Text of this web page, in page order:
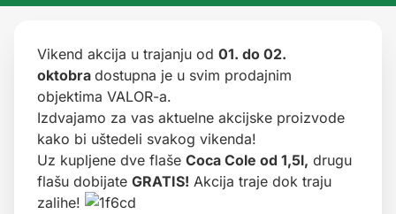
Vikend akcija u trajanju od 01. do 02.
oktobra dostupna je u svim prodajnim
objektima VALOR-a.
Izdvajamo za vas aktuelne akcijske proizvode
kako bi uštedeli svakog vikenda!
Uz kupljene dve flaše Coca Cole od 1,5l, drugu
flašu dobijate GRATIS! Akcija traje dok traju
zalihe!